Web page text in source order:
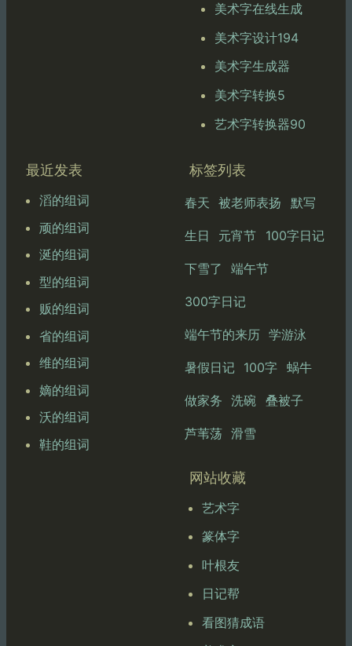
美术字在线生成
美术字设计194
美术字生成器
美术字转换5
艺术字转换器90
最近发表
滔的组词
顽的组词
涎的组词
型的组词
贩的组词
省的组词
维的组词
嫡的组词
沃的组词
鞋的组词
标签列表
春天 被老师表扬 默写
生日 元宵节 100字日记
下雪了 端午节
300字日记
端午节的来历 学游泳
暑假日记 100字 蜗牛
做家务 洗碗 叠被子
芦苇荡 滑雪
网站收藏
艺术字
篆体字
叶根友
日记帮
看图猜成语